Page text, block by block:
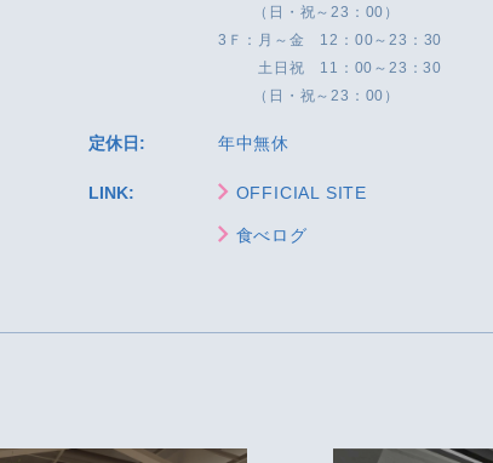
（日・祝～23：00）
3Ｆ：月～金 12：00～23：30
土日祝 11：00～23：30
（日・祝～23：00）
定休日: 年中無休
LINK: OFFICIAL SITE
食べログ